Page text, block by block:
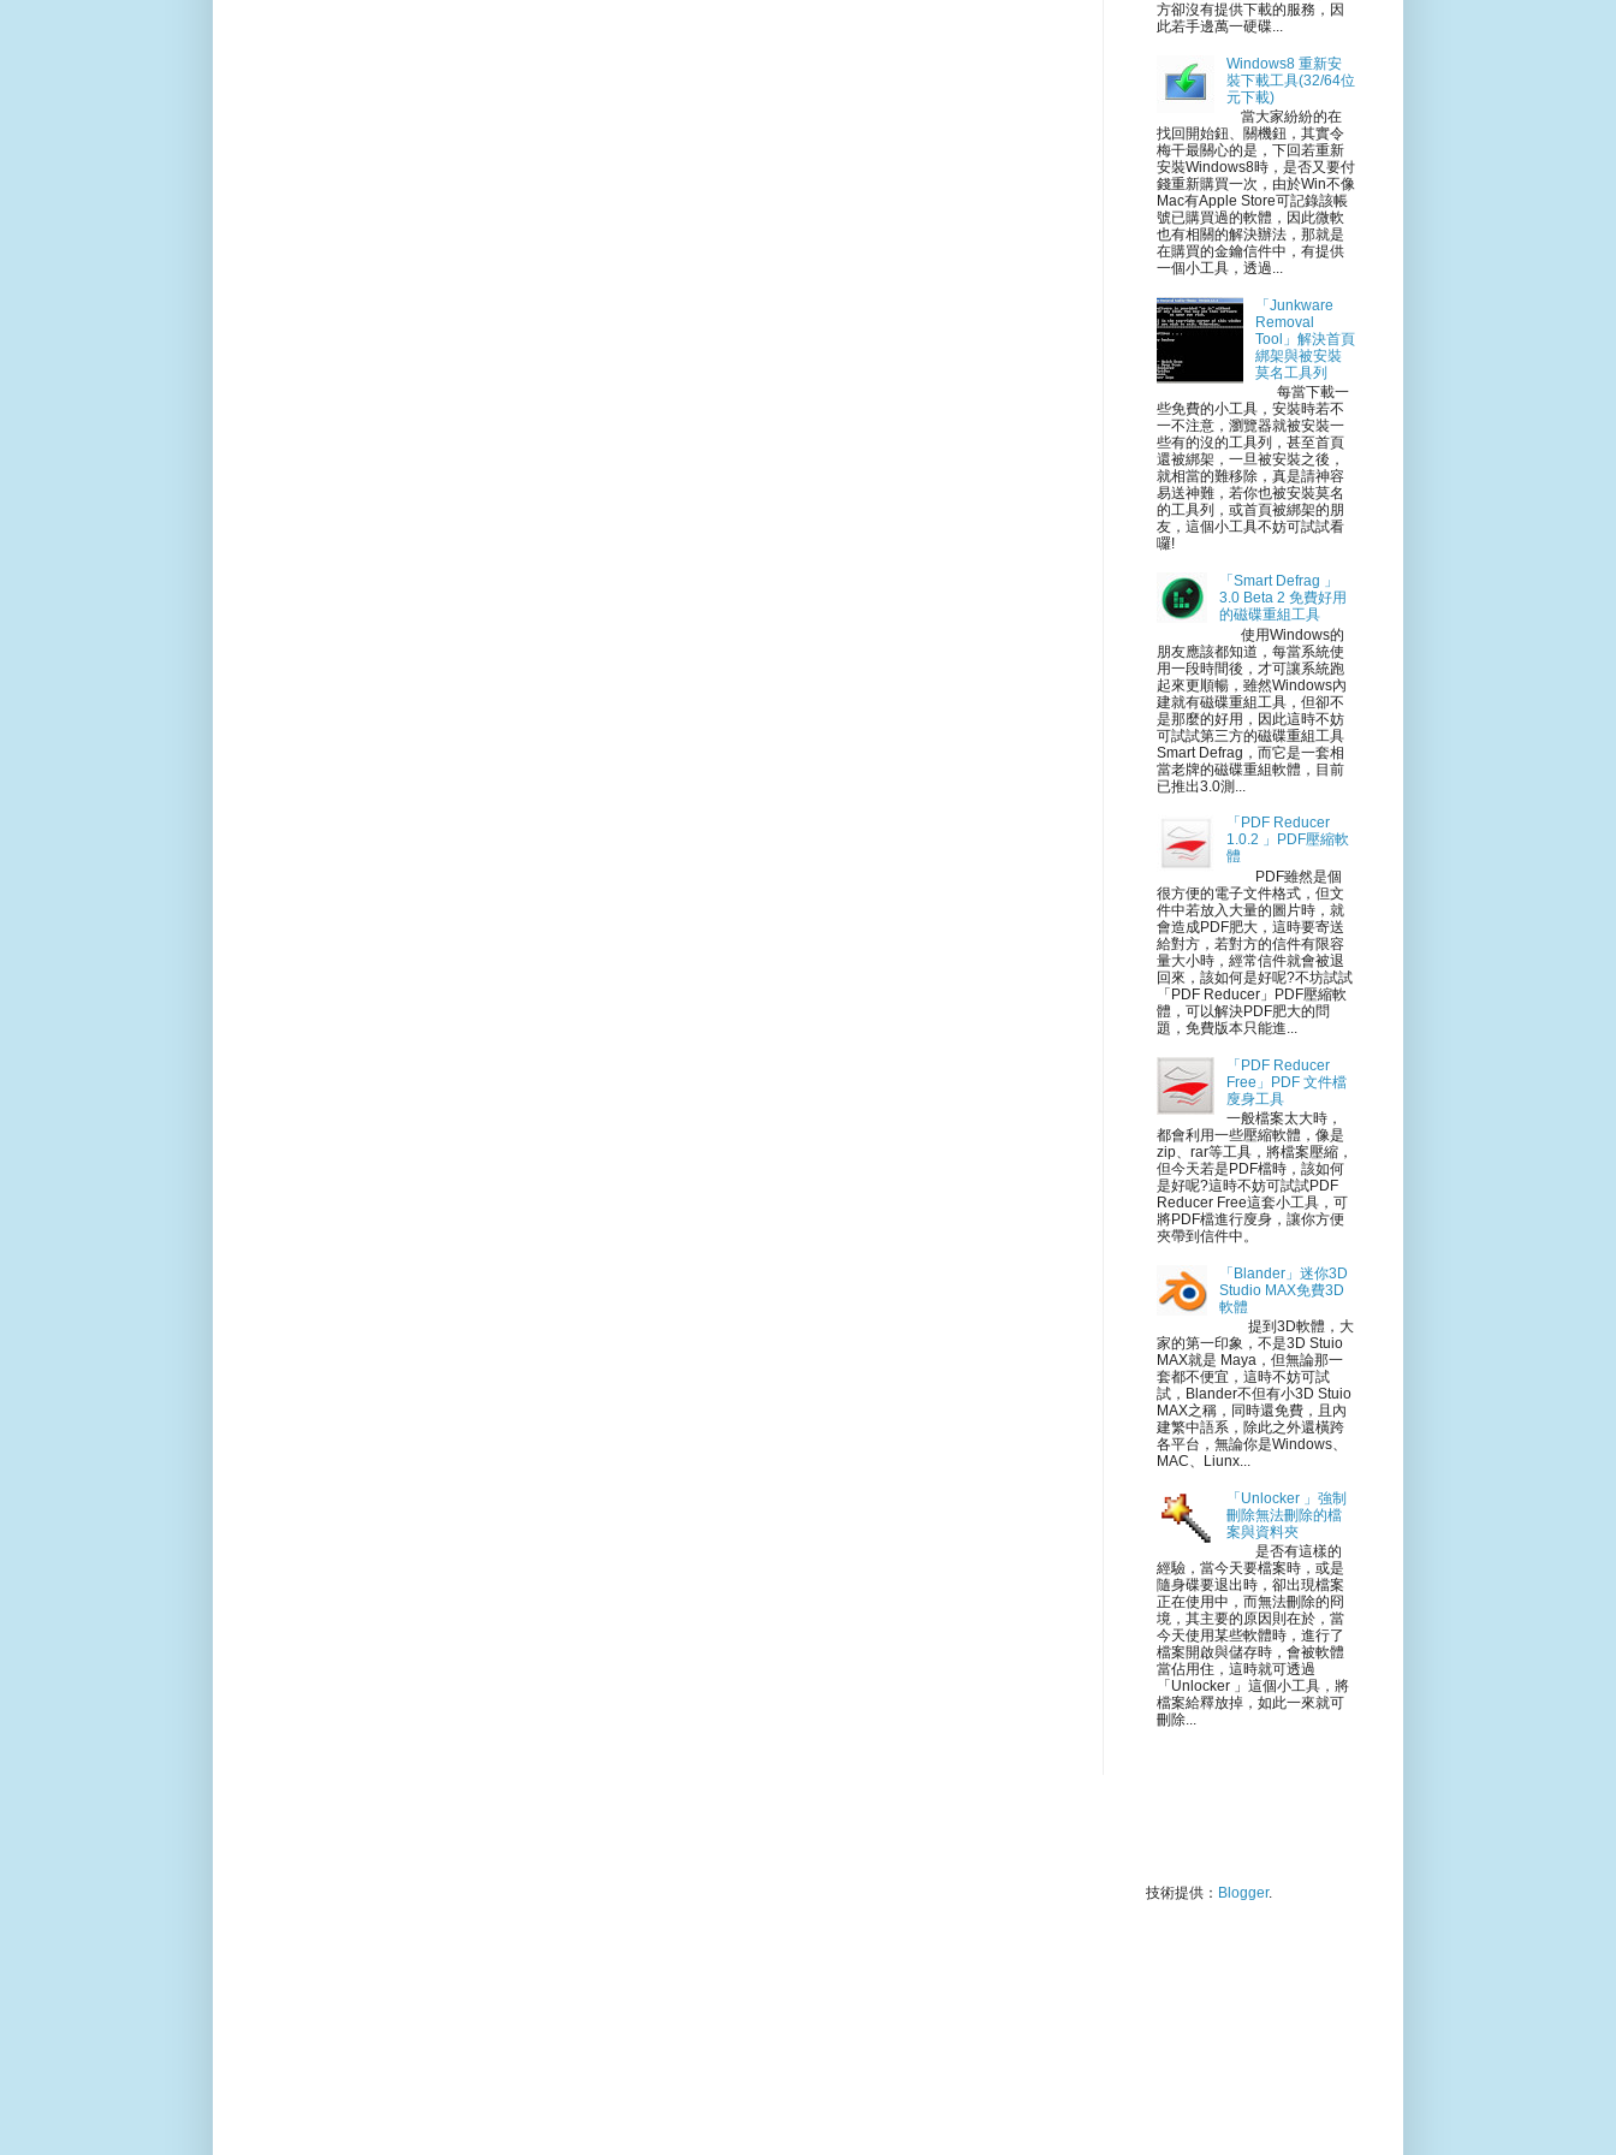
方卻沒有提供下載的服務，因
此若手邊萬一硬碟...
Windows8 重新安
裝下載工具(32/64位
元下載)
當大家紛紛的在
找回開始鈕、關機鈕，其實令
梅干最關心的是，下回若重新
安裝Windows8時，是否又要付
錢重新購買一次，由於Win不像
Mac有Apple Store可記錄該帳
號已購買過的軟體，因此微軟
也有相關的解決辦法，那就是
在購買的金鑰信件中，有提供
一個小工具，透過...
「Junkware
Removal
Tool」解決首頁
綁架與被安裝
莫名工具列
每當下載一
些免費的小工具，安裝時若不
一不注意，瀏覽器就被安裝一
些有的沒的工具列，甚至首頁
還被綁架，一旦被安裝之後，
就相當的難移除，真是請神容
易送神難，若你也被安裝莫名
的工具列，或首頁被綁架的朋
友，這個小工具不妨可試試看
囉!
「Smart Defrag 」
3.0 Beta 2 免費好用
的磁碟重組工具
使用Windows的
朋友應該都知道，每當系統使
用一段時間後，才可讓系統跑
起來更順暢，雖然Windows內
建就有磁碟重組工具，但卻不
是那麼的好用，因此這時不妨
可試試第三方的磁碟重組工具
Smart Defrag，而它是一套相
當老牌的磁碟重組軟體，目前
已推出3.0測...
「PDF Reducer
1.0.2 」PDF壓縮軟
體
PDF雖然是個
很方便的電子文件格式，但文
件中若放入大量的圖片時，就
會造成PDF肥大，這時要寄送
給對方，若對方的信件有限容
量大小時，經常信件就會被退
回來，該如何是好呢?不坊試試
「PDF Reducer」PDF壓縮軟
體，可以解決PDF肥大的問
題，免費版本只能進...
「PDF Reducer
Free」PDF 文件檔
廋身工具
一般檔案太大時，
都會利用一些壓縮軟體，像是
zip、rar等工具，將檔案壓縮，
但今天若是PDF檔時，該如何
是好呢?這時不妨可試試PDF
Reducer Free這套小工具，可
將PDF檔進行廋身，讓你方便
夾帶到信件中。
「Blander」迷你3D
Studio MAX免費3D
軟體
提到3D軟體，大
家的第一印象，不是3D Stuio
MAX就是 Maya，但無論那一
套都不便宜，這時不妨可試
試，Blander不但有小3D Stuio
MAX之稱，同時還免費，且內
建繁中語系，除此之外還橫跨
各平台，無論你是Windows、
MAC、Liunx...
「Unlocker 」強制
刪除無法刪除的檔
案與資料夾
是否有這樣的
經驗，當今天要檔案時，或是
隨身碟要退出時，卻出現檔案
正在使用中，而無法刪除的冏
境，其主要的原因則在於，當
今天使用某些軟體時，進行了
檔案開啟與儲存時，會被軟體
當佔用住，這時就可透過
「Unlocker 」這個小工具，將
檔案給釋放掉，如此一來就可
刪除...
技術提供： Blogger.